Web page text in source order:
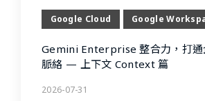
Google Cloud Google
Gemini Enterprise 整合力，打通
脈絡 — 上下文 Context 篇
2026-07-31